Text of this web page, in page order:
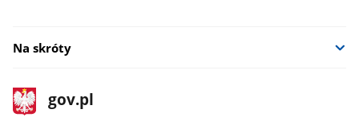
Na skróty
stopka
gov.pl
Strona
gov.pl